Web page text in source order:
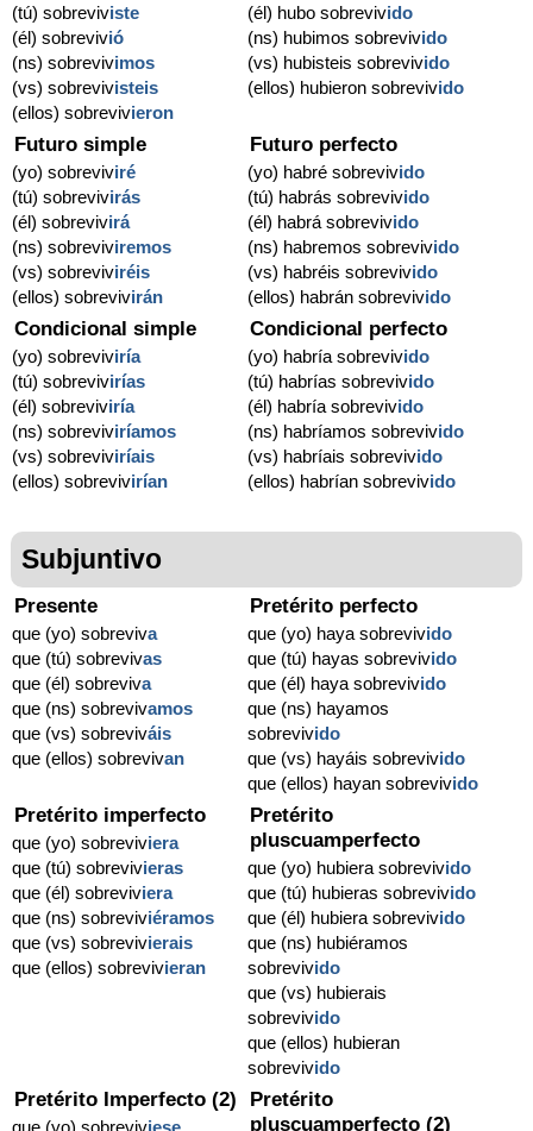
(tú) sobreviviste
(él) sobrevivió
(ns) sobrevivimos
(vs) sobrevivisteis
(ellos) sobrevivieron
(él) hubo sobrevivido
(ns) hubimos sobrevivido
(vs) hubisteis sobrevivido
(ellos) hubieron sobrevivido
Futuro simple
(yo) sobreviviré
(tú) sobrevivirás
(él) sobrevivirá
(ns) sobreviviremos
(vs) sobreviviréis
(ellos) sobrevivirán
Futuro perfecto
(yo) habré sobrevivido
(tú) habrás sobrevivido
(él) habrá sobrevivido
(ns) habremos sobrevivido
(vs) habréis sobrevivido
(ellos) habrán sobrevivido
Condicional simple
(yo) sobreviviría
(tú) sobrevivirías
(él) sobreviviría
(ns) sobreviviríamos
(vs) sobreviviríais
(ellos) sobrevivirían
Condicional perfecto
(yo) habría sobrevivido
(tú) habrías sobrevivido
(él) habría sobrevivido
(ns) habríamos sobrevivido
(vs) habríais sobrevivido
(ellos) habrían sobrevivido
Subjuntivo
Presente
que (yo) sobreviva
que (tú) sobrevivas
que (él) sobreviva
que (ns) sobrevivamos
que (vs) sobreviváis
que (ellos) sobrevivan
Pretérito perfecto
que (yo) haya sobrevivido
que (tú) hayas sobrevivido
que (él) haya sobrevivido
que (ns) hayamos
sobrevivido
que (vs) hayáis sobrevivido
que (ellos) hayan sobrevivido
Pretérito imperfecto
que (yo) sobreviviera
que (tú) sobrevivieras
que (él) sobreviviera
que (ns) sobreviviéramos
que (vs) sobrevivierais
que (ellos) sobrevivieran
Pretérito
pluscuamperfecto
que (yo) hubiera sobrevivido
que (tú) hubieras sobrevivido
que (él) hubiera sobrevivido
que (ns) hubiéramos
sobrevivido
que (vs) hubierais
sobrevivido
que (ellos) hubieran
sobrevivido
Pretérito Imperfecto (2)
Pretérito
pluscuamperfecto (2)